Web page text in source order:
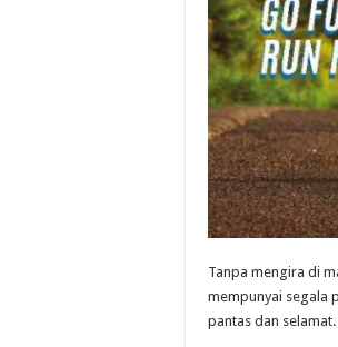
Tanpa mengira di
mempunyai segala
pantas dan selamat.